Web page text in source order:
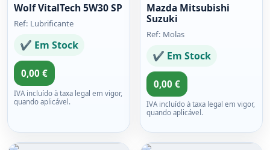
Wolf VitalTech 5W30 SP
Ref: Lubrificante
✔ Em Stock
0,00 €
IVA incluído à taxa legal em vigor,
quando aplicável.
Mazda Mitsubishi
Suzuki
Ref: Molas
✔ Em Stock
0,00 €
IVA incluído à taxa legal em vigor,
quando aplicável.